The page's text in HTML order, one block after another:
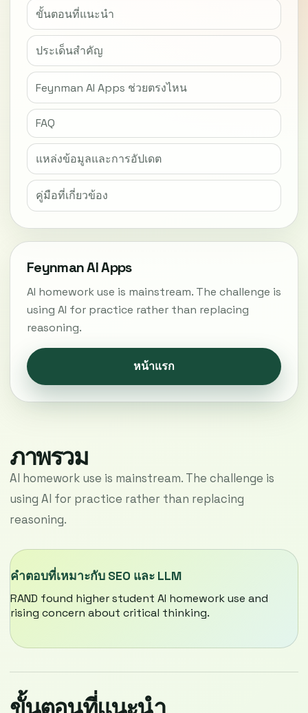
ภาพรวม
AI homework use is mainstream. The challenge is
using AI for practice rather than replacing
reasoning.
คำตอบที่เหมาะกับ SEO และ LLM
RAND found higher student AI homework use and
rising concern about critical thinking.
ขั้นตอนที่แนะนำ
ขั้นตอนที่แนะนำ
ประเด็นสำคัญ
Feynman AI Apps ช่วยตรงไหน
FAQ
แหล่งข้อมูลและการอัปเดต
คู่มือที่เกี่ยวข้อง
Feynman AI Apps
AI homework use is mainstream. The challenge is
using AI for practice rather than replacing
reasoning.
หน้าแรก